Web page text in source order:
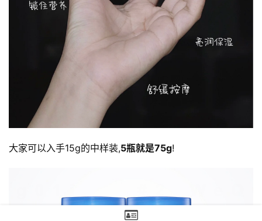
大家可以入手15g的中样装,5瓶就是75g!